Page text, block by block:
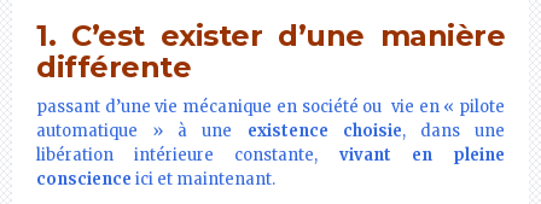
1. C’est exister d’une manière
différente
passant d’une vie mécanique en société ou vie en « pilote
automatique » à une existence choisie, dans une
libération intérieure constante, vivant en pleine
conscience ici et maintenant.